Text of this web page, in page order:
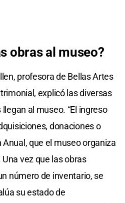
obras al museo?
profesora de Bellas Artes
explicó las diversas
al museo. “El ingreso
donaciones o
que el museo organiza
vez que las obras
número de inventario, se
su estado de